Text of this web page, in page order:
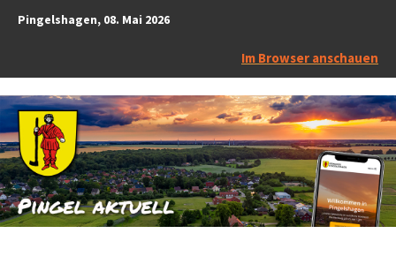
Pingelshagen, 08. Mai 2026
Im Browser anschauen